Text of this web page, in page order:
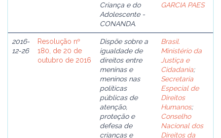
Criança e do
Adolescente -
CONANDA.
GARCIA PAES
2016-
12-26
Resolução nº
180, de 20 de
outubro de 2016
Dispõe sobre a
igualdade de
direitos entre
meninas e
meninos nas
políticas
públicas de
atenção,
proteção e
defesa de
crianças e
Brasil.
Ministério da
Justiça e
Cidadania;
Secretaria
Especial de
Direitos
Humanos;
Conselho
Nacional dos
Direitos da